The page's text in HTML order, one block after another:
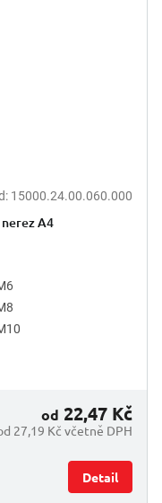
15000.24.00.060.000
nerez A4
27,19 Kč včetně DPH
od 22,47 Kč
Detail